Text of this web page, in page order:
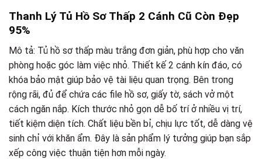
Thanh Lý Tủ Hồ Sơ Thấp 2 Cánh Cũ Còn Đẹp
95%
Mô tả: Tủ hồ sơ thấp màu trắng đơn giản, phù hợp cho văn
phòng hoặc góc làm việc nhỏ. Thiết kế 2 cánh kín đáo, có
khóa bảo mật giúp bảo vệ tài liệu quan trọng. Bên trong
rộng rãi, đủ để chứa các file hồ sơ, giấy tờ, sách vở một
cách ngăn nắp. Kích thước nhỏ gọn dễ bố trí ở nhiều vị trí,
tiết kiệm diện tích. Chất liệu bền bỉ, chịu lực tốt, dễ dàng vệ
sinh chỉ với khăn ẩm. Đây là sản phẩm lý tưởng giúp bạn sắp
xếp công việc thuận tiện hơn mỗi ngày.